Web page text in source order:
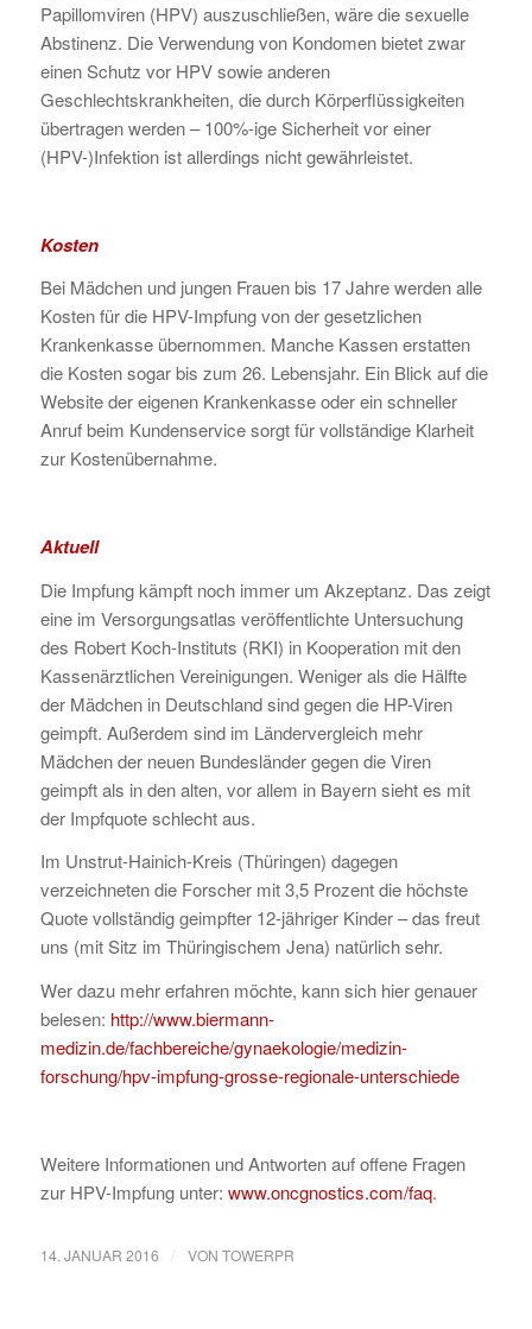
Papillomviren (HPV) auszuschließen, wäre die sexuelle
Abstinenz. Die Verwendung von Kondomen bietet zwar
einen Schutz vor HPV sowie anderen
Geschlechtskrankheiten, die durch Körperflüssigkeiten
übertragen werden – 100%-ige Sicherheit vor einer
(HPV-)Infektion ist allerdings nicht gewährleistet.
Kosten
Bei Mädchen und jungen Frauen bis 17 Jahre werden alle
Kosten für die HPV-Impfung von der gesetzlichen
Krankenkasse übernommen. Manche Kassen erstatten
die Kosten sogar bis zum 26. Lebensjahr. Ein Blick auf die
Website der eigenen Krankenkasse oder ein schneller
Anruf beim Kundenservice sorgt für vollständige Klarheit
zur Kostenübernahme.
Aktuell
Die Impfung kämpft noch immer um Akzeptanz. Das zeigt
eine im Versorgungsatlas veröffentlichte Untersuchung
des Robert Koch-Instituts (RKI) in Kooperation mit den
Kassenärztlichen Vereinigungen. Weniger als die Hälfte
der Mädchen in Deutschland sind gegen die HP-Viren
geimpft. Außerdem sind im Ländervergleich mehr
Mädchen der neuen Bundesländer gegen die Viren
geimpft als in den alten, vor allem in Bayern sieht es mit
der Impfquote schlecht aus.
Im Unstrut-Hainich-Kreis (Thüringen) dagegen
verzeichneten die Forscher mit 3,5 Prozent die höchste
Quote vollständig geimpfter 12-jähriger Kinder – das freut
uns (mit Sitz im Thüringischem Jena) natürlich sehr.
Wer dazu mehr erfahren möchte, kann sich hier genauer
belesen: http://www.biermann-
medizin.de/fachbereiche/gynaekologie/medizin-
forschung/hpv-impfung-grosse-regionale-unterschiede
Weitere Informationen und Antworten auf offene Fragen
zur HPV-Impfung unter: www.oncgnostics.com/faq.
14. JANUAR 2016 / VON TOWERPR